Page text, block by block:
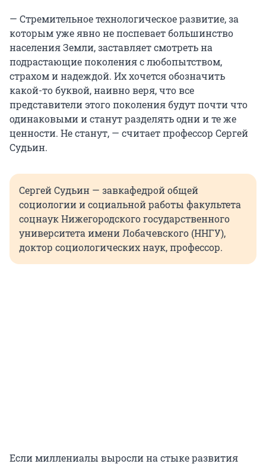
— Стремительное технологическое развитие, за
которым уже явно не поспевает большинство
населения Земли, заставляет смотреть на
подрастающие поколения с любопытством,
страхом и надеждой. Их хочется обозначить
какой-то буквой, наивно веря, что все
представители этого поколения будут почти что
одинаковыми и станут разделять одни и те же
ценности. Не станут, — считает профессор Сергей
Судьин.
Сергей Судьин — завкафедрой общей
социологии и социальной работы факультета
соцнаук Нижегородского государственного
университета имени Лобачевского (ННГУ),
доктор социологических наук, профессор.
Если миллениалы выросли на стыке развития